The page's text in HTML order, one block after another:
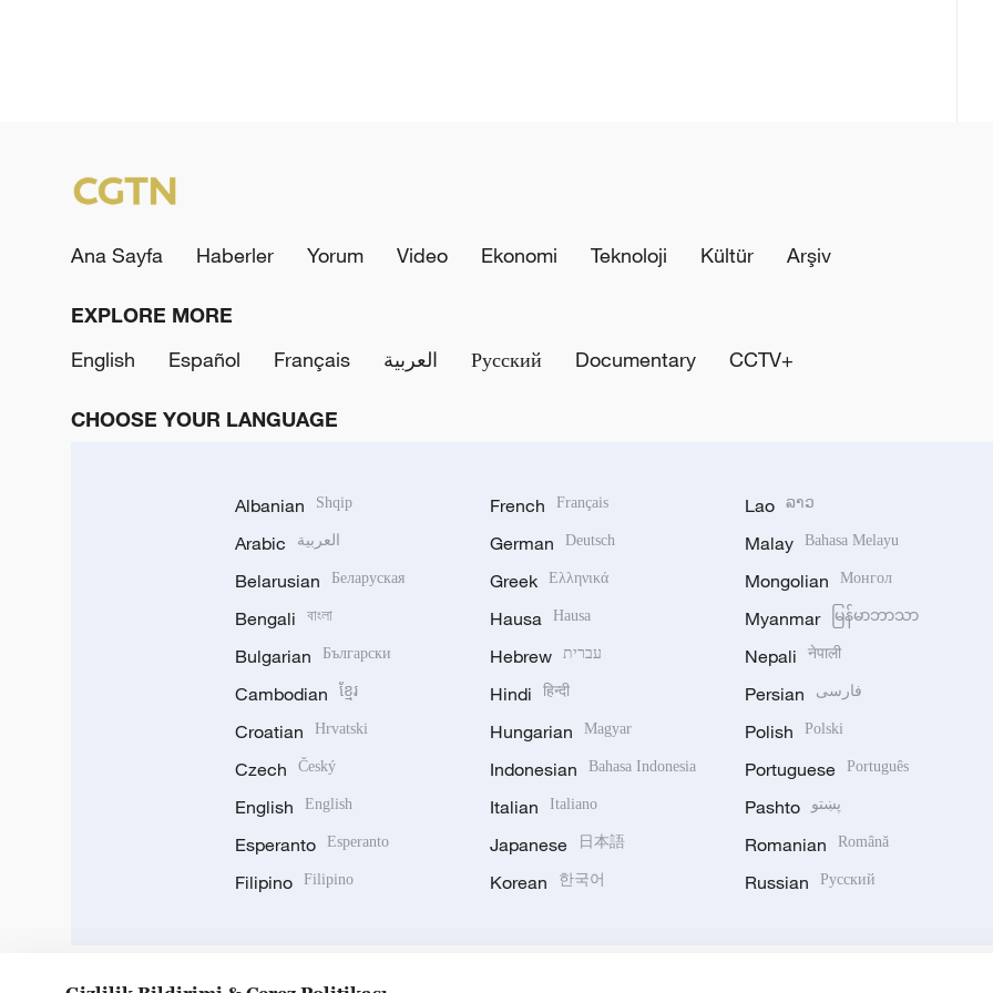
Ana Sayfa Haberler Yorum Video Ekonomi Teknoloji Kültür Arşiv
EXPLORE MORE
English
Español Français العربية Русский Documentary CCTV+
CHOOSE YOUR LANGUAGE
Albanian Shqip
Arabic العربية
Belarusian Беларуская
Bengali বাংলা
Bulgarian Български
Cambodian ខ្មែរ
Croatian Hrvatski
Czech Český
English English
Esperanto Esperanto
Filipino Filipino
French Français
German Deutsch
Greek Ελληνικά
Hausa Hausa
Hebrew עברית
Hindi हिन्दी
Hungarian Magyar
Indonesian Bahasa Indonesia
Italian Italiano
Japanese 日本語
Korean 한국어
Lao ລາວ
Malay Bahasa Melayu
Mongolian Монгол
Myanmar မြန်မာဘာသာ
Nepali नेपाली
Persian فارسی
Polish Polski
Portuguese Português
Pashto پښتو
Romanian Română
Russian Русский